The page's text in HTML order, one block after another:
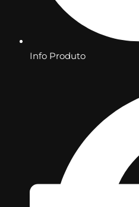
Info Produto